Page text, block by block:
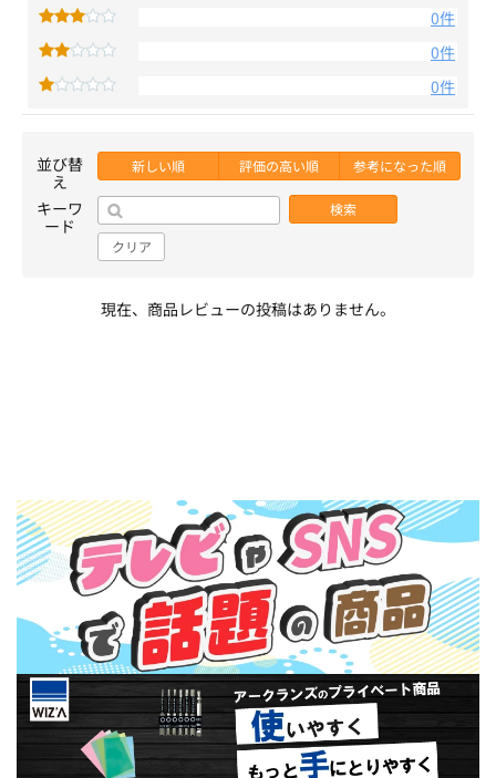
0件
0件
0件
並び替
え
新しい順 評価の高い順 参考になった順
キーワ
ード
検索
クリア
現在、商品レビューの投稿はありません。